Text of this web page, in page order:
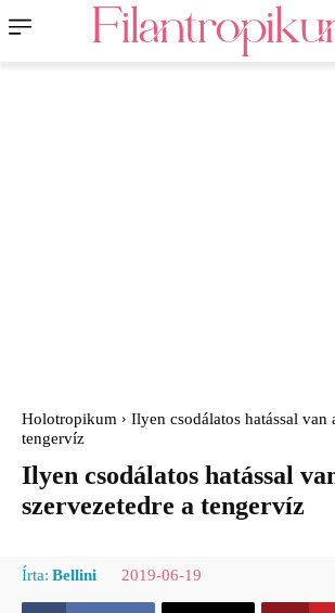
Holotropikum
Ilyen csodálatos hatással van
tengervíz
Ilyen csodálatos hatással
szervezetedre a tengervíz
Írta: Bellini 2019-06-19